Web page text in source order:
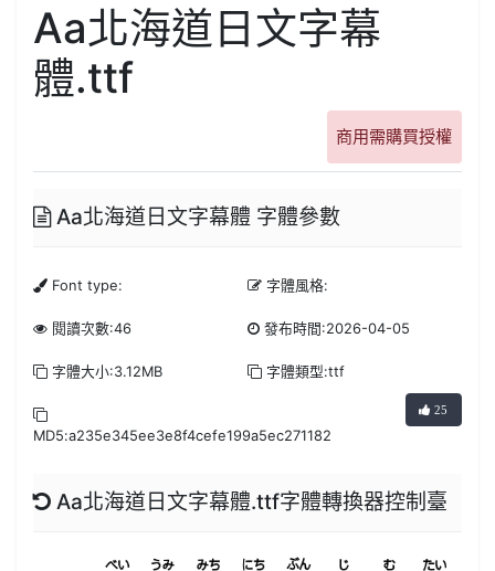
Aa北海道日文字幕
體.ttf
商用需購買授權
Aa北海道日文字幕體 字體參數
Font type: 字體風格:
閱讀次數:46 發布時間:2026-04-05
字體大小:3.12MB 字體類型:ttf
MD5:a235e345ee3e8f4cefe199a5ec271182
25
Aa北海道日文字幕體.ttf字體轉換器控制臺